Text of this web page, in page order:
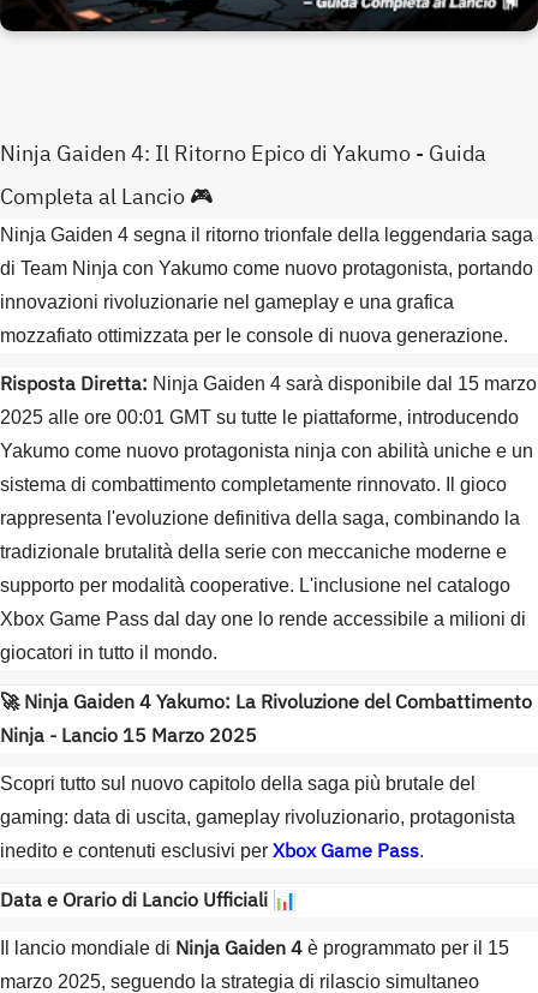
Ninja Gaiden 4: Il Ritorno Epico di Yakumo - Guida
Completa al Lancio 🎮
Ninja Gaiden 4 segna il ritorno trionfale della leggendaria saga
di Team Ninja con Yakumo come nuovo protagonista, portando
innovazioni rivoluzionarie nel gameplay e una grafica
mozzafiato ottimizzata per le console di nuova generazione.
Risposta Diretta: Ninja Gaiden 4 sarà disponibile dal 15 marzo
2025 alle ore 00:01 GMT su tutte le piattaforme, introducendo
Yakumo come nuovo protagonista ninja con abilità uniche e un
sistema di combattimento completamente rinnovato. Il gioco
rappresenta l'evoluzione definitiva della saga, combinando la
tradizionale brutalità della serie con meccaniche moderne e
supporto per modalità cooperative. L'inclusione nel catalogo
Xbox Game Pass dal day one lo rende accessibile a milioni di
giocatori in tutto il mondo.
🚀 Ninja Gaiden 4 Yakumo: La Rivoluzione del Combattimento
Ninja - Lancio 15 Marzo 2025
Scopri tutto sul nuovo capitolo della saga più brutale del
gaming: data di uscita, gameplay rivoluzionario, protagonista
inedito e contenuti esclusivi per Xbox Game Pass.
Data e Orario di Lancio Ufficiali 📊
Il lancio mondiale di Ninja Gaiden 4 è programmato per il 15
marzo 2025, seguendo la strategia di rilascio simultaneo